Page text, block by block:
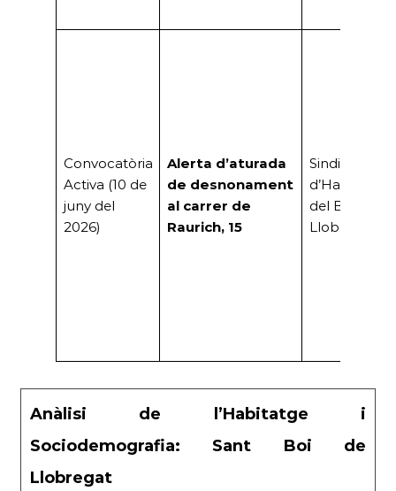
Convocatòria
Activa (10 de
juny del
2026)
Alerta d’aturada
de desnonament
al carrer de
Raurich, 15
Sindicat
d’Habitatge
del Baix
Llobregat
Anàlisi de l’Habitatge i
Sociodemografia: Sant Boi de
Llobregat